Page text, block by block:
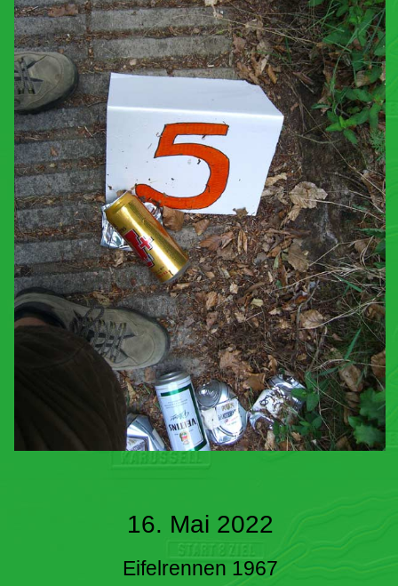
16. Mai 2022
Eifelrennen 1967